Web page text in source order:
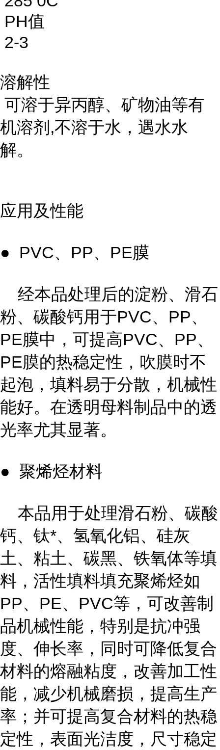
PH值
2-3
溶解性
可溶于异丙醇、矿物油等有
机溶剂,不溶于水，遇水水
解。
应用及性能
● PVC、PP、PE膜
经本品处理后的淀粉、滑石
粉、碳酸钙用于PVC、PP、
PE膜中，可提高PVC、PP、
PE膜的热稳定性，吹膜时不
起泡，填料易于分散，机械性
能好。在透明母料制品中的透
光率尤其显著。
● 聚烯烃材料
本品用于处理滑石粉、碳酸
钙、钛*、氢氧化铝、硅灰
土、粘土、碳黑、铁氧体等填
料，活性填料填充聚烯烃如
PP、PE、PVC等，可改善制
品机械性能，特别是抗冲强
度、伸长率，同时可降低复合
材料的熔融粘度，改善加工性
能，减少机械磨损，提高生产
率；并可提高复合材料的热稳
定性，表面光洁度，尺寸稳定